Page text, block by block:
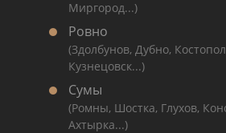
Миргород...)
Ровно
(Здолбунов, Дубно,
Кузнецовск...)
Сумы
(Ромны, Шостка, Глухов,
Ахтырка...)